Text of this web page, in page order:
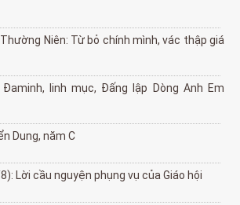
Niên: Từ bỏ chính mình, vác thập giá
linh mục, Đấng lập Dòng Anh Em
Dung, năm C
Lời cầu nguyện phụng vụ của Giáo hội